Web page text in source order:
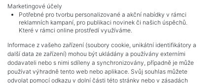
NAVIGACE
Terms and conditions
Protection of personal data
Real estate's
Contact
Marketingové účely
Potřebné pro tvorbu personalizované a akční nabídky v rámci
reklamních kampaní, pro publikaci novinek či našich úspěchů.
Které v rámci online prostředí využíváme.
Informace z vašeho zařízení (soubory cookie, unikátní identifikátory a
další data ze zařízení) mohou být ukládány a používány externími
dodavateli nebo s nimi sdíleny a synchronizovány, případně je může
používat výhradně tento web nebo aplikace. Svůj souhlas můžete
odvolat pomocí odkazu v dolní části této stránky nebo v zásadách